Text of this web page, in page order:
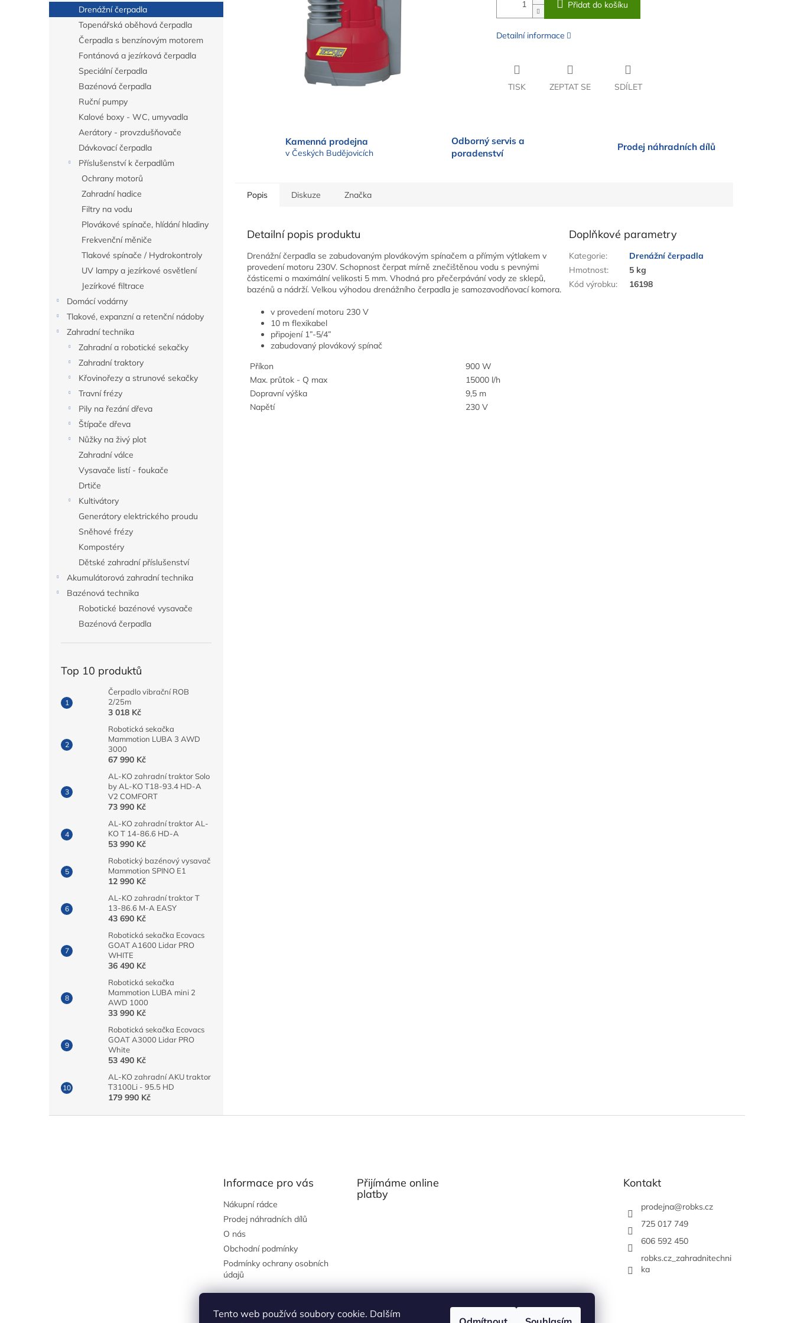
Tento web používá soubory cookie. Dalším
e
Drenážní čerpadla
Topenářská oběhová čerpadla
Čerpadla s benzínovým motorem
Fontánová a jezírková čerpadla
Speciální čerpadla
Bazénová čerpadla
Ruční pumpy
Kalové boxy - WC, umyvadla
Aerátory - provzdušňovače
Dávkovací čerpadla
Příslušenství k čerpadlům
Ochrany motorů
Zahradní hadice
Filtry na vodu
Plovákové spínače, hlídání hladiny
Frekvenční měniče
Tlakové spínače / Hydrokontroly
UV lampy a jezírkové osvětlení
Jezírkové filtrace
Domácí vodárny
Tlakové, expanzní a retenční nádoby
Zahradní technika
Zahradní a robotické sekačky
Zahradní traktory
Křovinořezy a strunové sekačky
Travní frézy
Pily na řezání dřeva
Štípače dřeva
Nůžky na živý plot
Zahradní válce
Vysavače listí - foukače
Drtiče
Kultivátory
Generátory elektrického proudu
Sněhové frézy
Kompostéry
Dětské zahradní příslušenství
Akumulátorová zahradní technika
Bazénová technika
Robotické bazénové vysavače
Bazénová čerpadla
Top 10 produktů
Čerpadlo vibrační ROB
2/25m
3 018 Kč
Robotická sekačka
Mammotion LUBA 3 AWD
3000
67 990 Kč
AL-KO zahradní traktor Solo
by AL-KO T18-93.4 HD-A
V2 COMFORT
73 990 Kč
AL-KO zahradní traktor AL-
KO T 14-86.6 HD-A
53 990 Kč
Robotický bazénový vysavač
Mammotion SPINO E1
12 990 Kč
AL-KO zahradní traktor T
13-86.6 M-A EASY
43 690 Kč
Robotická sekačka Ecovacs
GOAT A1600 Lidar PRO
WHITE
36 490 Kč
Robotická sekačka
Mammotion LUBA mini 2
AWD 1000
33 990 Kč
Robotická sekačka Ecovacs
GOAT A3000 Lidar PRO
White
53 490 Kč
AL-KO zahradní AKU traktor
T3100Li - 95.5 HD
179 990 Kč
Přidat do košíku
Detailní informace
TISK ZEPTAT SE SDÍLET
Kamenná prodejna
v Českých Budějovicích
Odborný servis a
poradenství
Prodej náhradních dílů
Popis Diskuze Značka
Detailní popis produktu
Drenážní čerpadla se zabudovaným plovákovým spínačem a přímým výtlakem v
provedení motoru 230V. Schopnost čerpat mírně znečištěnou vodu s pevnými
částicemi o maximální velikosti 5 mm. Vhodná pro přečerpávání vody ze sklepů,
bazénů a nádrží. Velkou výhodou drenážního čerpadla je samozavodňovací komora.
v provedení motoru 230 V
10 m flexikabel
připojení 1”-5/4”
zabudovaný plovákový spínač
Příkon
900 W
Max. průtok - Q max
15000 l/h
Dopravní výška
9,5 m
Napětí
230 V
Doplňkové parametry
Kategorie:
Drenážní čerpadla
Hmotnost:
5 kg
Kód výrobku: 16198
Informace pro vás
Nákupní rádce
Prodej náhradních dílů
O nás
Obchodní podmínky
Podmínky ochrany osobních
údajů
Přijímáme online
platby
Kontakt
prodejna@robks.cz
725 017 749
606 592 450
robks.cz_zahradnitechni
ka